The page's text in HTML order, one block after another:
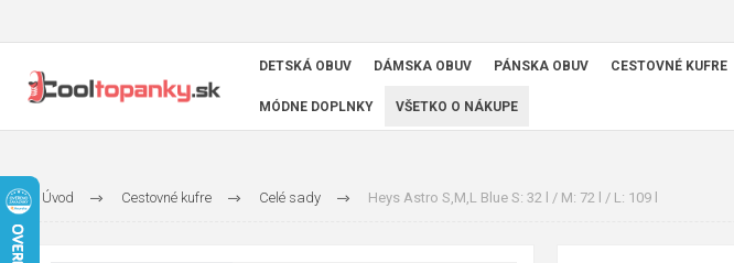
DETSKÁ OBUV DÁMSKA OBUV PÁNSKA OBUV CESTOVNÉ KUFRE
MÓDNE DOPLNKY VŠETKO O NÁKUPE
Úvod Cestovné kufre Celé sady Heys Astro S,M,L Blue S: 32 l / M: 72 l / L: 109 l